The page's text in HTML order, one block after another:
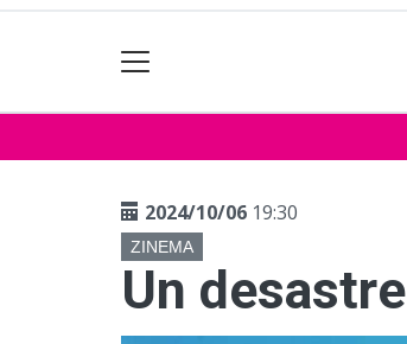
2024/10/06 19:30
ZINEMA
Un